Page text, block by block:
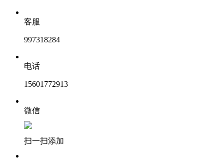
客服
997318284
电话
15601772913
微信
扫一扫添加